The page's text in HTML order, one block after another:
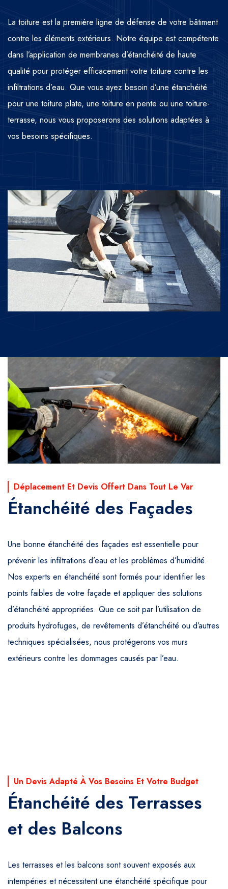
La toiture est la première ligne de défense de votre bâtiment
contre les éléments extérieurs. Notre équipe est compétente
dans l’application de membranes d’étanchéité de haute
qualité pour protéger efficacement votre toiture contre les
infiltrations d’eau. Que vous ayez besoin d’une étanchéité
pour une toiture plate, une toiture en pente ou une toiture-
terrasse, nous vous proposerons des solutions adaptées à
vos besoins spécifiques.
Déplacement Et Devis Offert Dans Tout Le Var
Étanchéité des Façades
Une bonne étanchéité des façades est essentielle pour
prévenir les infiltrations d’eau et les problèmes d’humidité.
Nos experts en étanchéité sont formés pour identifier les
points faibles de votre façade et appliquer des solutions
d’étanchéité appropriées. Que ce soit par l’utilisation de
produits hydrofuges, de revêtements d’étanchéité ou d’autres
techniques spécialisées, nous protégerons vos murs
extérieurs contre les dommages causés par l’eau.
Un Devis Adapté À Vos Besoins Et Votre Budget
Étanchéité des Terrasses
et des Balcons
Les terrasses et les balcons sont souvent exposés aux
intempéries et nécessitent une étanchéité spécifique pour